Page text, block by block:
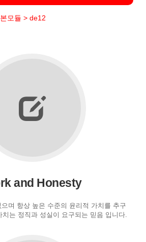
모듈 > de12
and Honesty
며 항상 높은 수준의 윤리적 가치를 추구
는 정직과 성실이 요구되는 믿음 입니다.